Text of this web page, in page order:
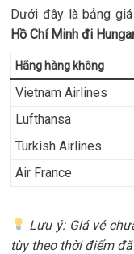
Dưới đây là bảng
Hồ Chí Minh đi
Hãng hàng không
Vietnam Airlines
Lufthansa
Turkish Airlines
Air France
Lưu ý: Giá vé
tùy theo thời điểm